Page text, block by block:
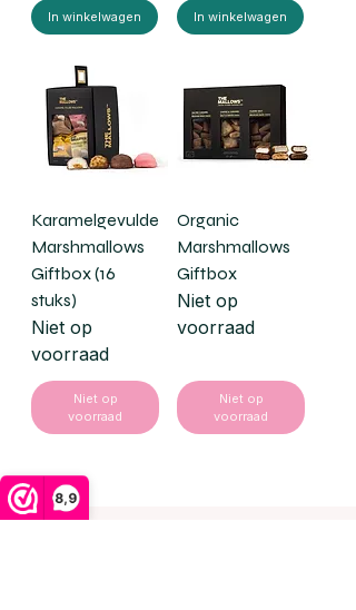
8,9
In winkelwagen In winkelwagen
Karamelgevulde
Marshmallows
Giftbox (16
stuks)
Niet op
voorraad
Niet op
voorraad
Organic
Marshmallows
Giftbox
Niet op
voorraad
Niet op
voorraad